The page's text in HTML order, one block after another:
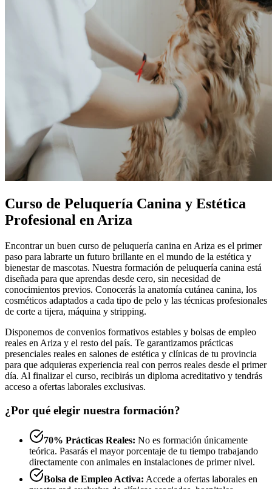
Curso de Peluquería Canina y Estética
Profesional en Ariza
Encontrar un buen curso de peluquería canina en Ariza es el primer
paso para labrarte un futuro brillante en el mundo de la estética y
bienestar de mascotas. Nuestra formación de peluquería canina está
diseñada para que aprendas desde cero, sin necesidad de
conocimientos previos. Conocerás la anatomía cutánea canina, los
cosméticos adaptados a cada tipo de pelo y las técnicas profesionales
de corte a tijera, máquina y stripping.
Disponemos de convenios formativos estables y bolsas de empleo
reales en Ariza y el resto del país. Te garantizamos prácticas
presenciales reales en salones de estética y clínicas de tu provincia
para que adquieras experiencia real con perros reales desde el primer
día. Al finalizar el curso, recibirás un diploma acreditativo y tendrás
acceso a ofertas laborales exclusivas.
¿Por qué elegir nuestra formación?
70% Prácticas Reales: No es formación únicamente
teórica. Pasarás el mayor porcentaje de tu tiempo trabajando
directamente con animales en instalaciones de primer nivel.
Bolsa de Empleo Activa: Accede a ofertas laborales en